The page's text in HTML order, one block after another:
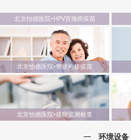
北京怡德医院•HPV宫颈癌疫苗
北京怡德医院•带状疱疹疫苗
北京怡德医院•排卵监测检查
环境设备